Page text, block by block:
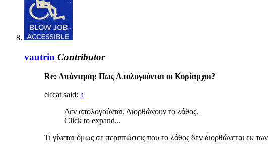
vautrin Contributor
Re: Απάντηση: Πως Απολογούνται οι Κυρίαρχοι?
elfcat said: ↑
Δεν απολογούνται. Διορθώνουν το λάθος.
Click to expand...
Τι γίνεται όμως σε περιπτώσεις που το λάθος δεν διορθώνεται εκ